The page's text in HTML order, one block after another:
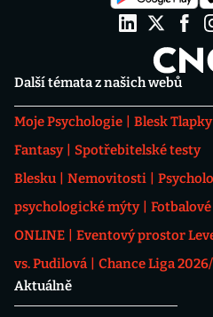
Další témata z našich webů
Moje Psychologie Blesk Tlapky
Fantasy
Spotřebitelské testy
Blesku
Nemovitosti
psychologické mýty
ONLINE
Eventový prostor
vs. Pudilová
Chance Liga
Aktuálně